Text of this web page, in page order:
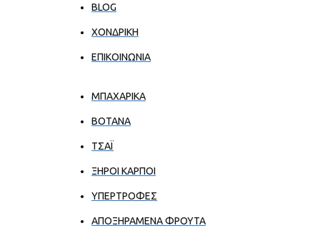
BLOG
ΧΟΝΔΡΙΚΉ
ΕΠΙΚΟΙΝΩΝΊΑ
ΜΠΑΧΑΡΙΚΑ
ΒΟΤΑΝΑ
ΤΣΑΪ
ΞΗΡΟΙ ΚΑΡΠΟΙ
ΥΠΕΡΤΡΟΦΕΣ
ΑΠΟΞΗΡΑΜΕΝΑ ΦΡΟΥΤΑ